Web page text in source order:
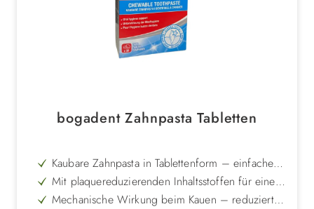
bogadent Zahnpasta Tabletten
Kaubare Zahnpasta in Tablettenform – einfache
Zahnpflege ohne Zahnbürste
Mit plaquereduzierenden Inhaltsstoffen für eine
natürliche Zahnreinigung
Mechanische Wirkung beim Kauen – reduziert